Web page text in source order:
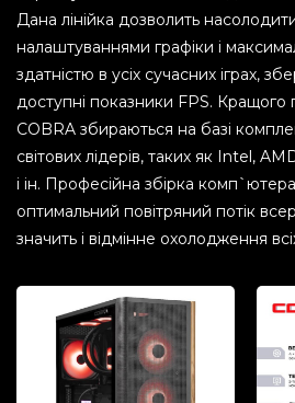
Дана лінійка дозволить
налаштуваннями графіки і
здатністю в усіх сучасних іграх,
доступні показники FPS. Кращого
COBRA збираються на базі
світових лідерів, таких як Intel,
і ін. Професійна збірка
оптимальний повітряний потік
значить і відмінне охолодження